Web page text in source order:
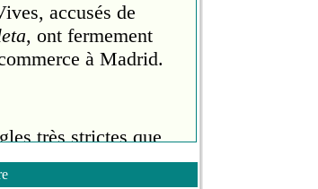
accusés de
, ont fermement
à Madrid.
très strictes que
de sa tournée